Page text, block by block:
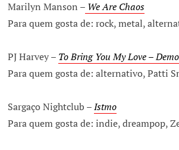
Marilyn Manson – We Are Chaos
Para quem gosta de: rock, metal,
PJ Harvey – To Bring You My Love –
Para quem gosta de: alternativo, Patti
Sargaço Nightclub –Istmo
Para quem gosta de: indie, dreampop,